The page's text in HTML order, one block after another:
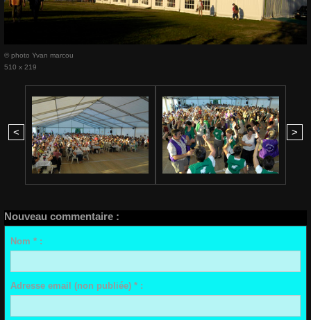
© photo Yvan marcou
510 x 219
< >
Nouveau commentaire :
Nom * :
Adresse email (non publiée) * :